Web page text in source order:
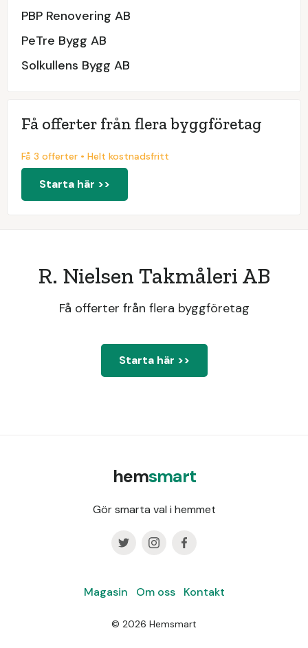
PBP Renovering AB
PeTre Bygg AB
Solkullens Bygg AB
Få offerter från flera byggföretag
Få 3 offerter • Helt kostnadsfritt
Starta här >>
R. Nielsen Takmåleri AB
Få offerter från flera byggföretag
Starta här >>
hemsmart
Gör smarta val i hemmet
Magasin Om oss Kontakt
© 2026 Hemsmart